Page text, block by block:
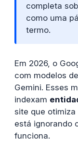
completa
como uma
termo.
Em 2026, o
com modelos
Gemini. Esses
indexam
site que
está ignorando
funciona.